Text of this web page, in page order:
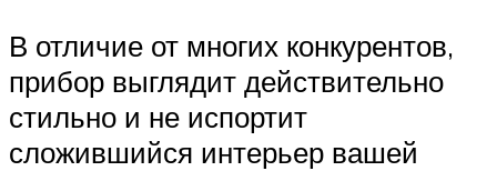
В отличие от многих конкурентов,
прибор выглядит действительно
стильно и не испортит
сложившийся интерьер вашей